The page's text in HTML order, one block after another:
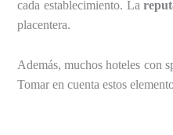
cada establecimiento. La
placentera.
Además, muchos hoteles con
Tomar en cuenta estos